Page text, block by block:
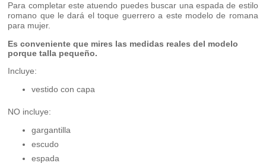
Para completar este atuendo puedes buscar una espada de estilo
romano que le dará el toque guerrero a este modelo de romana
para mujer.
Es conveniente que mires las medidas reales del modelo
porque talla pequeño.
Incluye:
vestido con capa
NO incluye:
gargantilla
escudo
espada